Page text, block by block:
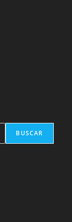
BUSCAR